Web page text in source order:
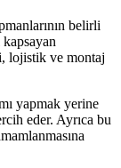
belirli
lojistik ve montaj
yapmak yerine
eder. Ayrıca bu